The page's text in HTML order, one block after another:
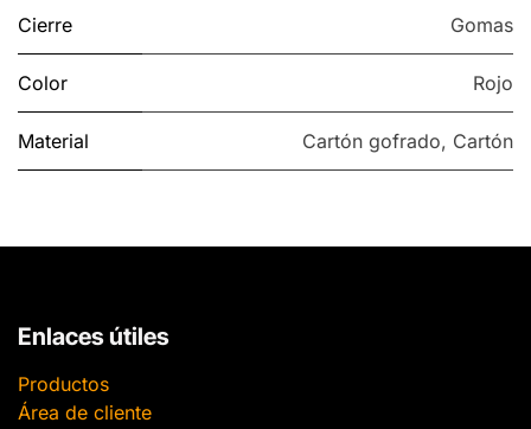
Cierre Gomas
Color Rojo
Material Cartón gofrado, Cartón
Enlaces útiles
Productos
Área de cliente